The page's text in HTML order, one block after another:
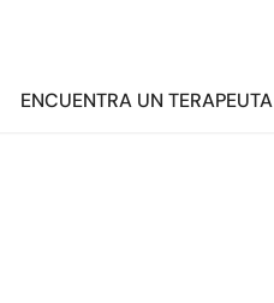
ENCUENTRA UN TERAPEUTA